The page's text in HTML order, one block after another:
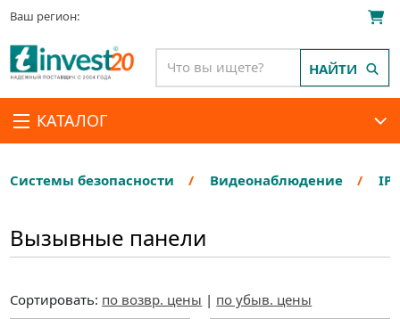
Ваш регион:
КАТАЛОГ
НАЙТИ
Системы безопасности Видеонаблюдение
Вызывные панели
Сортировать: по возвр. цены | по убыв. цены